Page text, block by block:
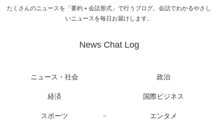
たくさんのニュースを「要約＋会話形式」で行うブログ。会話でわかるやさし
いニュースを毎日お届けします。
News Chat Log
ニュース・社会 政治
経済 国際ビジネス
スポーツ エンタメ